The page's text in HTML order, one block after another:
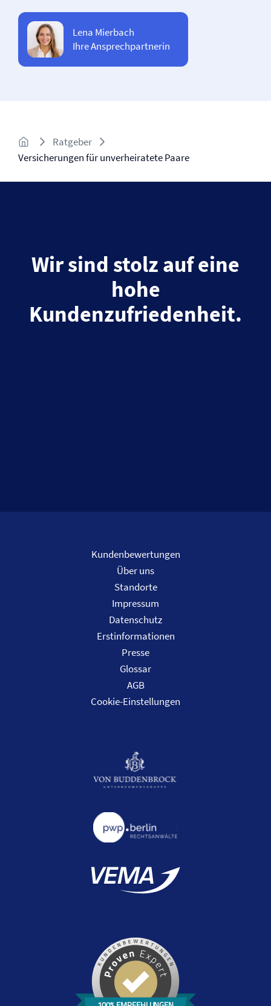
Lena Mierbach
Ihre Ansprechpartnerin
Ratgeber
Versicherungen für unverheiratete Paare
Wir sind stolz auf eine
hohe
Kundenzufriedenheit.
Kundenbewertungen
Über uns
Standorte
Impressum
Datenschutz
Erstinformationen
Presse
Glossar
AGB
Cookie-Einstellungen